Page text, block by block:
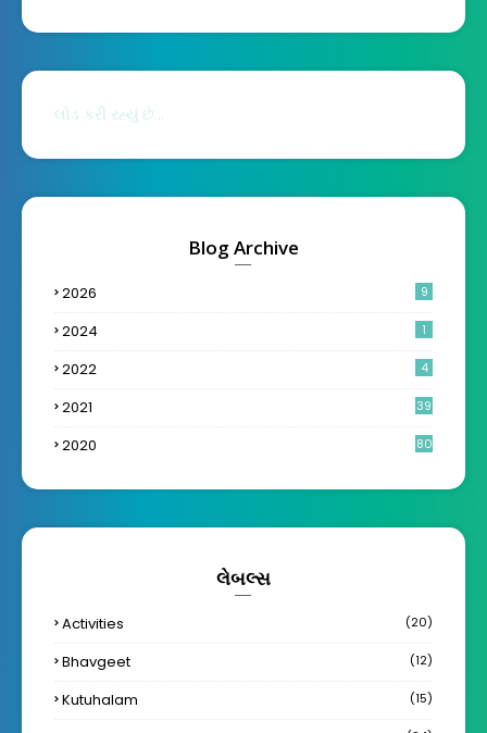
લોડ કરી રહ્યું છે...
Blog Archive
2026 9
2024 1
2022 4
2021 39
2020 80
લેબલ્સ
Activities (20)
Bhavgeet (12)
Kutuhalam (15)